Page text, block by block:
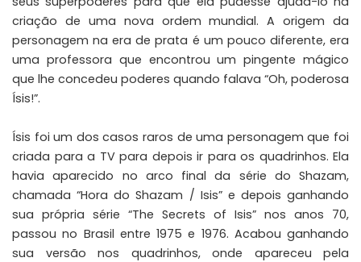
criação de uma nova ordem mundial. A origem da
personagem na era de prata é um pouco diferente, era
uma professora que encontrou um pingente mágico
que lhe concedeu poderes quando falava “Oh, poderosa
Ísis!”.
Ísis foi um dos casos raros de uma personagem que foi
criada para a TV para depois ir para os quadrinhos. Ela
havia aparecido no arco final da série do Shazam,
chamada “Hora do Shazam / Isis” e depois ganhando
sua própria série “The Secrets of Isis” nos anos 70,
passou no Brasil entre 1975 e 1976. Acabou ganhando
sua versão nos quadrinhos, onde apareceu pela